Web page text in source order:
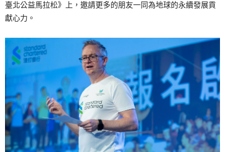
臺北公益馬拉松》上，邀請更多的朋友一同為地球的永續發展貢
獻心力。